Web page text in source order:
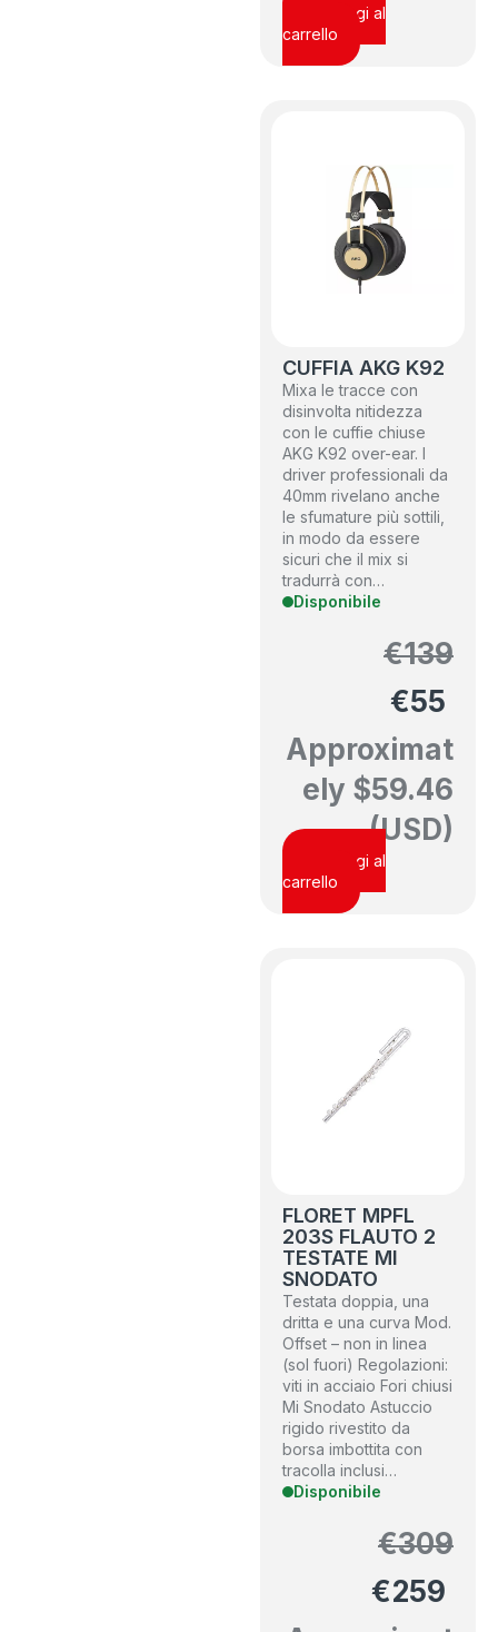
Aggiungi al
carrello
CUFFIA AKG K92
Mixa le tracce con
disinvolta nitidezza
con le cuffie chiuse
AKG K92 over-ear. I
driver professionali da
40mm rivelano anche
le sfumature più sottili,
in modo da essere
sicuri che il mix si
tradurrà con…
Disponibile
€139
€55
Approximat
ely $59.46
(USD)
Aggiungi al
carrello
FLORET MPFL
203S FLAUTO 2
TESTATE MI
SNODATO
Testata doppia, una
dritta e una curva Mod.
Offset – non in linea
(sol fuori) Regolazioni:
viti in acciaio Fori chiusi
Mi Snodato Astuccio
rigido rivestito da
borsa imbottita con
tracolla inclusi…
Disponibile
€309
€259